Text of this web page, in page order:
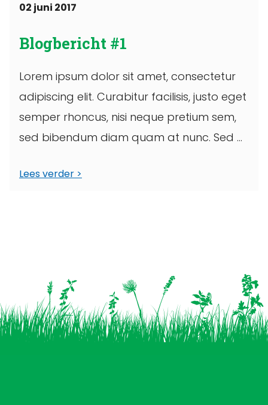
02 juni 2017
Blogbericht #1
Lorem ipsum dolor sit amet, consectetur
adipiscing elit. Curabitur facilisis, justo eget
semper rhoncus, nisi neque pretium sem,
sed bibendum diam quam at nunc. Sed ...
Lees verder